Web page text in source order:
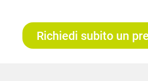
Richiedi subito un